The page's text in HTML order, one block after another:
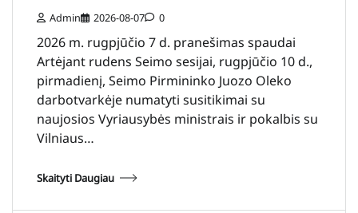
Admin 2026-08-07 0
2026 m. rugpjūčio 7 d. pranešimas spaudai
Artėjant rudens Seimo sesijai, rugpjūčio 10 d.,
pirmadienį, Seimo Pirmininko Juozo Oleko
darbotvarkėje numatyti susitikimai su
naujosios Vyriausybės ministrais ir pokalbis su
Vilniaus…
Skaityti Daugiau